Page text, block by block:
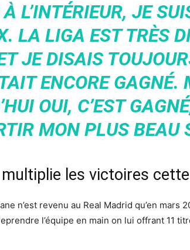
L’INTÉRIEUR, JE
LA LIGA EST TRÈS
JE DISAIS
ENCORE GAGNÉ.
OUI, C’EST
MON PLUS BEAU
multiplie les victoires
n’est revenu au Real Madrid qu’en mars
l’équipe en main on lui offrant 11